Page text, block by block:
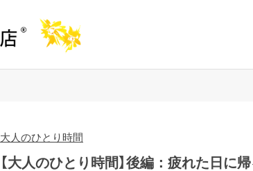
大人のひとり時間
【大人のひとり時間】後編：疲れた日に